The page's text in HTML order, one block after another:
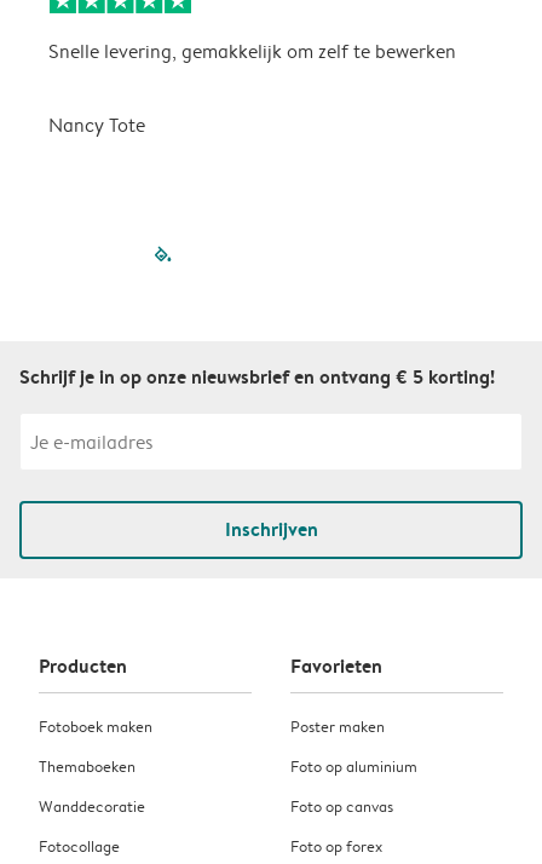
Snelle levering, gemakkelijk om zelf te bewerken
Nancy Tote
filled-pagination
Schrijf je in op onze nieuwsbrief en ontvang € 5 korting!
Inschrijven
Producten
Fotoboek maken
Themaboeken
Wanddecoratie
Fotocollage
Favorieten
Poster maken
Foto op aluminium
Foto op canvas
Foto op forex